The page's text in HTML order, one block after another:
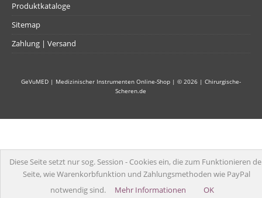
Produktkataloge
Sitemap
Zahlung | Versand
GeVuMED | Medizinischer Instrumenten Online-Shop | © 2026 | Chirurgische-
Scheren.de
Diese Seite setzt nur sog. Session - Cookies ein, die zum Funktionieren
Seite, wie Warenkorbfunktion und Zahlungsmethoden wie PayPal
notwendig sind.
Mehr Informationen OK